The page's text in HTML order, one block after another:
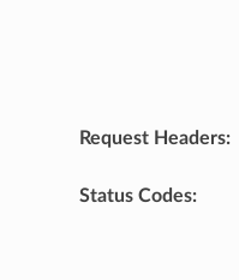
Request Headers:
Status Codes: